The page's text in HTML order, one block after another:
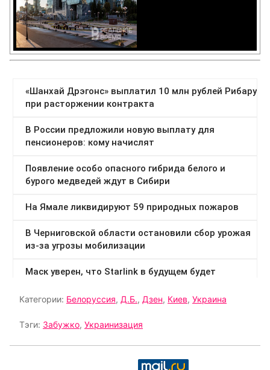
Категории: Белоруссия, Д.Б., Дзен, Киев, Украина
Тэги: Забужко, Украинизация